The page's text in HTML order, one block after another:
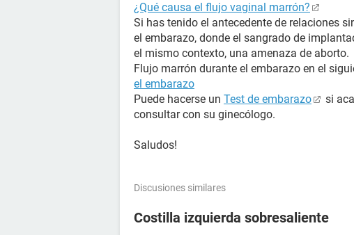
¿Qué causa el flujo vaginal marrón?
Si has tenido el antecedente de relaciones
el embarazo, donde el sangrado de
el mismo contexto, una amenaza de aborto.
Flujo marrón durante el embarazo en el
el embarazo
Puede hacerse un Test de embarazo
si
consultar con su ginecólogo.
Saludos!
Discusiones similares
Costilla izquierda sobresaliente